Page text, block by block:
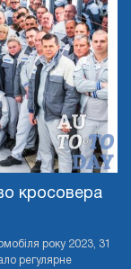
кросовера
року 2023, 31
регулярне